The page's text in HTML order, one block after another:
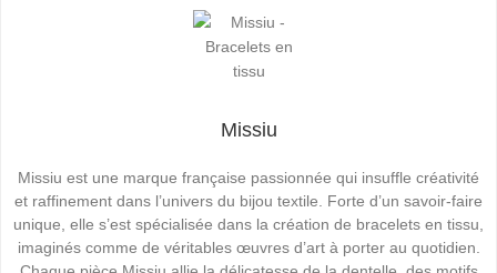
Missiu
Missiu est une marque française passionnée qui insuffle créativité
et raffinement dans l’univers du bijou textile. Forte d’un savoir-faire
unique, elle s’est spécialisée dans la création de bracelets en tissu,
imaginés comme de véritables œuvres d’art à porter au quotidien.